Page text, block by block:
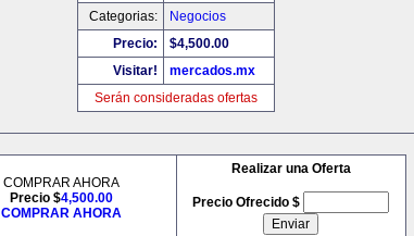
Categorias:
Negocios
Precio:
$4,500.00
Visitar!
mercados.mx
Serán consideradas ofertas
COMPRAR AHORA
Precio $4,500.00
COMPRAR AHORA
Realizar una Oferta
Precio Ofrecido $